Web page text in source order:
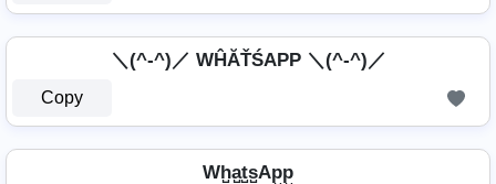
＼(^-^)／ WĤĂŤŚAРР ＼(^-^)／
Copy
Wh̺a̺t̺s̺Ap̺p̺